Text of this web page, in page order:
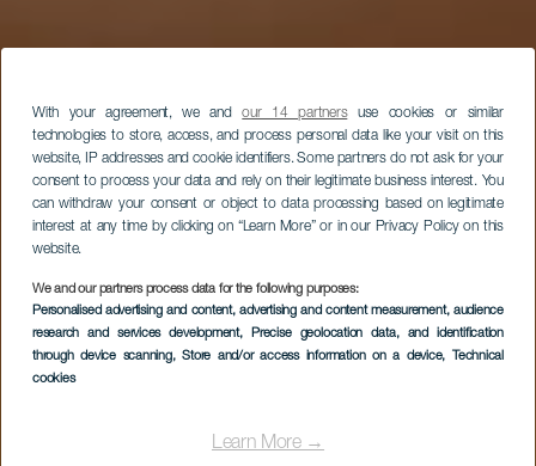
With your agreement, we andour 14 partnersuse cookies or similar
technologies to store, access, and process personal data like your visit on this
website, IP addresses and cookie identifiers. Some partners do not ask for your
consent to process your data and rely on their legitimate business interest. You
can withdraw your consent or object to data processing based on legitimate
interest at any time by clicking on “Learn More” or in our Privacy Policy on this
website.
We and our partners process data for the following purposes:
Personalised advertising and content, advertising and content measurement, audience
research and services development, Precise geolocation data, and identification
through device scanning, Store and/or access information on a device, Technical
cookies
Learn More →